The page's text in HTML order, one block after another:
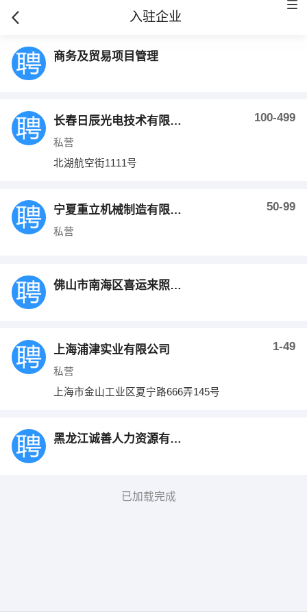
入驻企业
商务及贸易项目管理
长春日辰光电技术有限公司 100-499
私营
北湖航空街1111号
宁夏重立机械制造有限公司 50-99
私营
佛山市南海区喜运来照明电器有限公司
上海浦津实业有限公司 1-49
私营
上海市金山工业区夏宁路666弄145号
黑龙江诚善人力资源有限公司
已加载完成